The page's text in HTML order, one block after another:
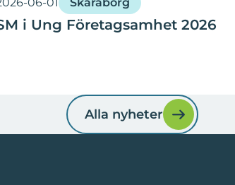
06-01 Skaraborg
i Ung Företagsamhet 2026
Alla nyheter